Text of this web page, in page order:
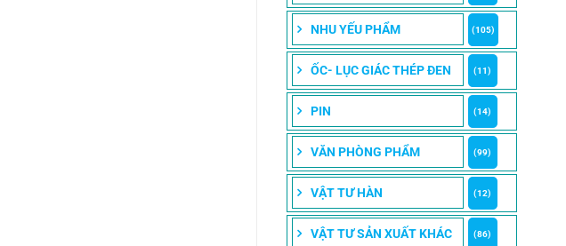
NHU YẾU PHẨM (105)
ỐC- LỤC GIÁC THÉP ĐEN (11)
PIN (14)
VĂN PHÒNG PHẨM (99)
VẬT TƯ HÀN (12)
VẬT TƯ SẢN XUẤT KHÁC (86)